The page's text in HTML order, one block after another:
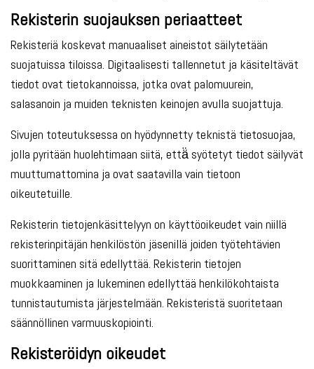
Rekisterin suojauksen periaatteet
Rekisteriä koskevat manuaaliset aineistot säilytetään
suojatuissa tiloissa. Digitaalisesti tallennetut ja käsiteltävät
tiedot ovat tietokannoissa, jotka ovat palomuurein,
salasanoin ja muiden teknisten keinojen avulla suojattuja.
Sivujen toteutuksessa on hyödynnetty teknistä tietosuojaa,
jolla pyritään huolehtimaan siitä, että̈ syötetyt tiedot säilyvät
muuttumattomina ja ovat saatavilla vain tietoon
oikeutetuille.
Rekisterin tietojenkäsittelyyn on käyttöoikeudet vain niillä
rekisterinpitäjän henkilöstön jäsenillä joiden työtehtävien
suorittaminen sitä edellyttää. Rekisterin tietojen
muokkaaminen ja lukeminen edellyttää henkilökohtaista
tunnistautumista järjestelmään. Rekisteristä suoritetaan
säännöllinen varmuuskopiointi.
Rekisteröidyn oikeudet